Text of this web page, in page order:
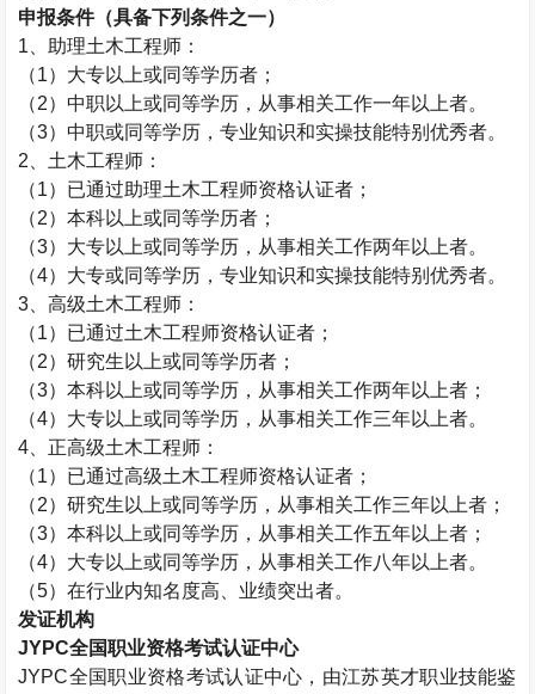
申报条件（具备下列条件之一）
1、助理土木工程师 ：
（1）大专以上或同等学历者；
（2）中职以上或同等学历，从事相关工作一年以上者。
（3）中职或同等学历，专业知识和实操技能特别优秀者。
2、 土木工程师 ：
（1）已通过助理土木工程师资格认证者；
（2）本科以上或同等学历者；
（3）大专以上或同等学历，从事相关工作两年以上者。
（4）大专或同等学历，专业知识和实操技能特别优秀者。
3、高级土木工程师 ：
（1）已通过土木工程师资格认证者；
（2）研究生以上或同等学历者；
（3）本科以上或同等学历，从事相关工作两年以上者；
（4）大专以上或同等学历，从事相关工作三年以上者。
4、正高级土木工程师 ：
（1）已通过高级土木工程师资格认证者；
（2）研究生以上或同等学历，从事相关工作三年以上者；
（3）本科以上或同等学历，从事相关工作五年以上者；
（4）大专以上或同等学历，从事相关工作八年以上者。
（5）在行业内知名度高、业绩突出者。
发证机构
JYPC全国职业资格考试认证中心
JYPC全国职业资格考试认证中心，由江苏英才职业技能鉴